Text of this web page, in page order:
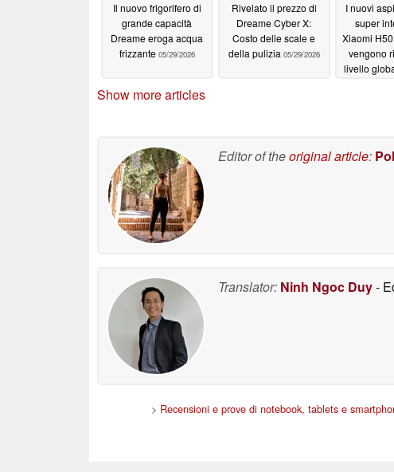
Il nuovo frigorifero di
grande capacità
Dreame eroga acqua
frizzante 05/29/2026
Rivelato il prezzo di
Dreame Cyber X:
Costo delle scale e
della pulizia 05/29/2026
I nuovi
super
Xiaomi
vengono
livello
Show more articles
Editor of theoriginal article:
Translator: Ninh Ngoc Duy-
> Recensioni e prove di notebook, tablets e